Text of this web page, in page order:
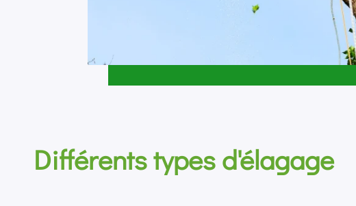
Différents types d'élagage